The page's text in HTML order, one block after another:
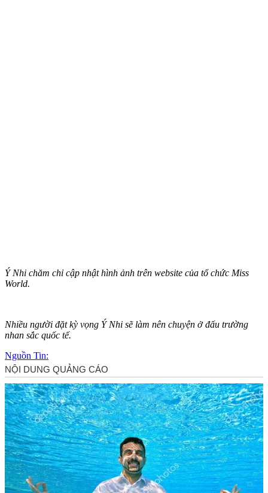
Ý Nhi chăm chỉ cập nhật hình ảnh trên website của tổ chức Miss
World.
Nhiều người đặt kỳ vọng Ý Nhi sẽ làm nên chuyện ở đấu trường
nhan sắc quốc tế.
Nguồn Tin: